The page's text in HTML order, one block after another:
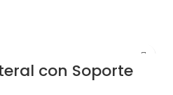
con Soporte